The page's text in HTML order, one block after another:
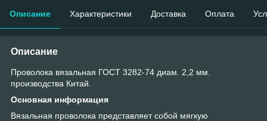
Описание Характеристики Доставка Оплата
Описание
Проволока вязальная ГОСТ 3282-74 диам. 2,2 мм.
производства Китай.
Основная информация
Вязальная проволока представляет собой мягкую